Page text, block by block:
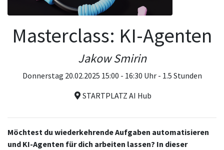
Masterclass: KI-Agenten
Jakow Smirin
Donnerstag 20.02.2025 15:00 - 16:30 Uhr - 1.5 Stunden
STARTPLATZ AI Hub
Möchtest du wiederkehrende Aufgaben automatisieren
und KI-Agenten für dich arbeiten lassen? In dieser